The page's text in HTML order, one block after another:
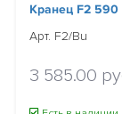
Кранец F2
Арт. F2/Bu
3 585.00